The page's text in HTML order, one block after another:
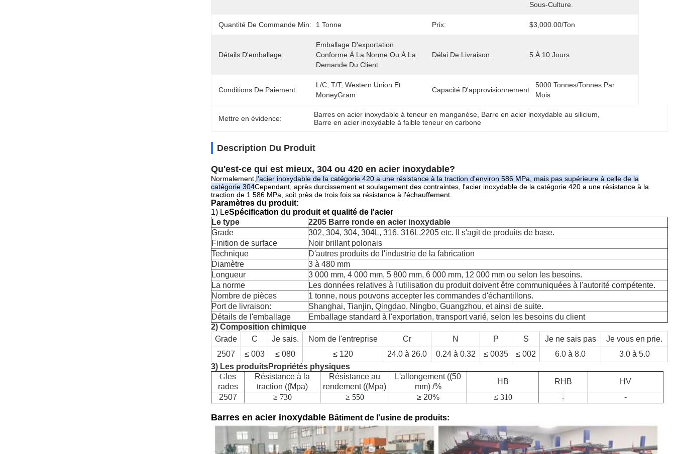
Sous-Culture.
Quantité De Commande Min: 1 Tonne Prix: $3,000.00/ton
Détails D'emballage:
Emballage D'exportation
Conforme À La Norme Ou À La
Demande Du Client.
Délai De Livraison: 5 À 10 Jours
Conditions De Paiement:
L/C, T/T, Western Union Et
MoneyGram
Capacité D'approvisionnement:
5000 Tonnes/tonnes Par
Mois
Mettre en évidence: Barres en acier inoxydable à teneur en manganèse Barre en acier inoxydable au silicium
Barre en acier inoxydable à faible teneur en carbone
Description Du Produit
Qu'est-ce qui est mieux, 304 ou 420 en acier inoxydable?
Normalement, l'acier inoxydable de la catégorie 420 a une résistance à la traction d'environ 586 MPa, mais pas supérieure à celle de la
catégorie 304Cependant, après durcissement et soulagement des contraintes, l'acier inoxydable de la catégorie 420 a une résistance à la
traction de 1 586 MPa, soit près de trois fois sa résistance à l'échauffement.
Paramètres du produit:
1) LeSpécification du produit et qualité de l'acier
Le type
2205 Barre ronde en acier inoxydable
Grade
302, 304, 304, 304L, 316, 316L,2205 etc. Il s'agit de produits de base.
Finition de surface
Noir brillant polonais
Technique
D'autres produits de l'industrie de la fabrication
Diamètre
3 à 480 mm
Longueur
3 000 mm, 4 000 mm, 5 800 mm, 6 000 mm, 12 000 mm ou selon les besoins.
La norme
Les données relatives à l'utilisation du produit doivent être communiquées à l'autorité compétente.
Nombre de pièces
1 tonne, nous pouvons accepter les commandes d'échantillons.
Port de livraison:
Shanghai, Tianjin, Qingdao, Ningbo, Guangzhou, et ainsi de suite.
Détails de l'emballage
Emballage standard à l'exportation, transport varié, selon les besoins du client
2) Composition chimique
Grade
C Je sais. Nom de l'entreprise Cr N P S Je ne sais pas
Je vous en prie.
2507
≤ 003 ≤ 080 ≤ 120 24.0 à 26.0 0.24 à 0.32 ≤ 0035 ≤ 002 6.0 à 8.0
3.0 à 5.0
3) Les produitsPropriétés physiques
G les
rades
Résistance à la
traction ((Mpa)
Résistance au
rendement ((Mpa)
L'allongement ((50
mm) /%
HB RHB
HV
2507
≥ 730 ≥ 550 ≥ 20% ≤ 310 - -
Barres en acier inoxydable Bâtiment de l'usine de produits: